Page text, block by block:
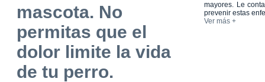
mascota. No
permitas que el
dolor limite la vida
de tu perro.
mayores. Le
prevenir estas
Ver más +